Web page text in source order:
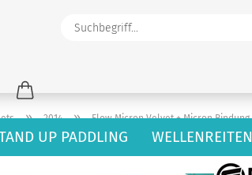
UP PADDLING WELLENREITEN
» 2014 » Flow Micron Velvet + Micron Bindung